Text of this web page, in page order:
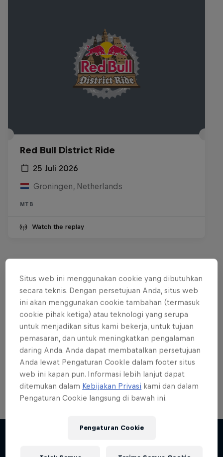
Red Bull District Ride
25 Juli 2026
Groningen, Netherlands
MTB
Watch the replay
Want more of this?
Bike
Welcome to the Bike Hub, where you will find an
action-packed collection of two-wheel films,
Riding Shotgun
Situs web ini menggunakan cookie yang dibutuhkan
secara teknis. Dengan persetujuan Anda, situs web
ini akan menggunakan cookie tambahan (termasuk
cookie pihak ketiga) atau teknologi yang serupa
untuk menjadikan situs kami bekerja, untuk tujuan
pemasaran, dan untuk meningkatkan pengalaman
daring Anda. Anda dapat membatalkan persetujuan
Anda lewat Pengaturan CookIe dalam footer situs
web ini kapan pun. Informasi lebih lanjut dapat
ditemukan dalam Kebijakan Privasi kami dan dalam
Pengaturan Cookie langsung di bawah ini.
Pengaturan Cookie